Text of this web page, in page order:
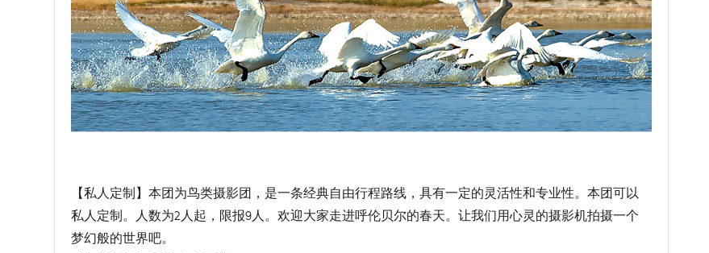
【私人定制】本团为鸟类摄影团，是一条经典自由行程路线，具有一定的灵活性和专业性。本团可以
私人定制。人数为2人起，限报9人。欢迎大家走进呼伦贝尔的春天。让我们用心灵的摄影机拍摄一个
梦幻般的世界吧。